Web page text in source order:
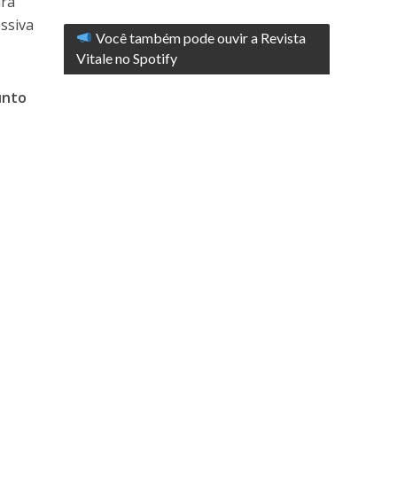
Você também pode ouvir a Revista
Vitale no Spotify